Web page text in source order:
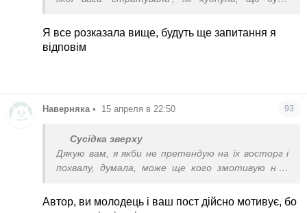
оптимістичні успіхи’, а коли вони такі, то
мотивацію складно тримати.
Я все розказала вище, будуть ще запитання я
відповім
Наверняка • 15 апреля в 22:50 93
Сусідка зверху
Дякую вам, я якби не претендую на їх восторг і
похвалу, думала, може ще кого змотивую ну і
здолати цей барʼєр, це було дуже важко, але мені
Автор, ви молодець і ваш пост дійсно мотивує, бо